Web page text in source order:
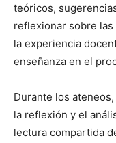
teóricos,
reflexionar sobre
la experiencia
enseñanza en el
Durante los
la reflexión y el
lectura compartida